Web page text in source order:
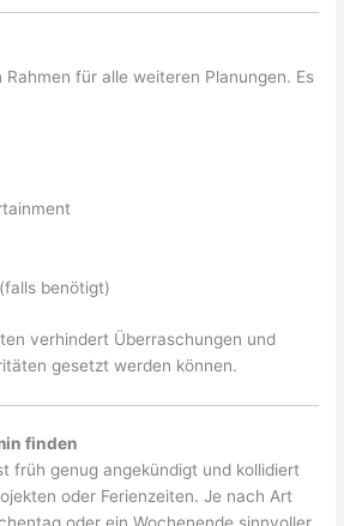
für alle weiteren Planungen. Es
benötigt)
verhindert Überraschungen und
gesetzt werden können.
finden
früh genug angekündigt und kollidiert
oder Ferienzeiten. Je nach Art